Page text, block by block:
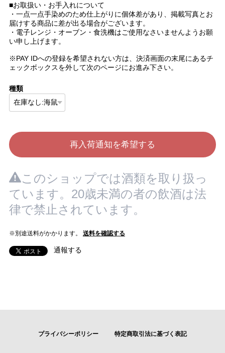
■お取扱い・お手入れについて
・一点一点手染めのため仕上がりに個体差があり、掲載写真とお
届けする商品に差が出る場合がございます。
・電子レンジ・オーブン・食洗機はご使用なさいませんようお願
い申し上げます。
※PAY IDへの登録を希望されない方は、決済画面の末尾にあるチ
ェックボックスを外して次のページにお進み下さい。
種類
再入荷通知を希望する
このショップでは酒類を取り扱っ
ています。20歳未満の者の飲酒は法
律で禁止されています。
※別途送料がかかります。 送料を確認する
通報する
プライバシーポリシー 特定商取引法に基づく表記